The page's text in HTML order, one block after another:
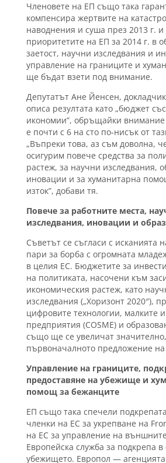
Членовете на ЕП също така
компенсира жертвите на
наводнения и суша през 2013 г. и
приоритетите на ЕП за 2014 г. в
заетост, научни изследвания и
управление на границите и
ще бъдат взети под внимание.
Депутатът Ане Йенсен,
описа резултата като „бюджет
икономии”, обръщайки внимание
е почти с 6 на сто по‑нисък от
„Въпреки това, аз съм доволна,
осигурим повече средства за
растеж, за научни изследвания,
иновации и за хуманитарна
изток”, добави тя.
Повече за работните места,
изследвания, иновации и
Съветът се съгласи с исканията
пари за борба с огромната
в целия ЕС. Бюджетите за
на политиката, насочени към
икономическия растеж, като
изследвания („Хоризонт 2020″),
цифровите технологии, малките
предприятия (COSME) и
също ще се увеличат
първоначалното предложение
Управление на границите,
предоставяне на убежище и
помощ за бежанците
ЕП също така спечели
членки на ЕС за укрепване на
на ЕС за управление на
Европейска служба за подкрепа в
убежището. Европол — агенцията